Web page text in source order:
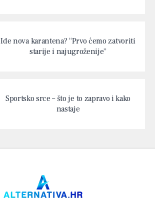
Ide nova karantena? “Prvo ćemo zatvoriti
starije i najugroženije”
Sportsko srce – što je to zapravo i kako
nastaje